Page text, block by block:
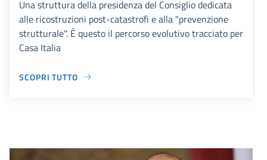
Una struttura della presidenza del Consiglio dedicata
alle ricostruzioni post-catastrofi e alla "prevenzione
strutturale". È questo il percorso evolutivo tracciato per
Casa Italia
SCOPRI TUTTO